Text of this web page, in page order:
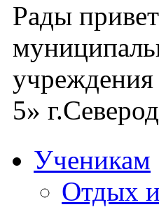
Рады
5»
Ученикам
Отдых и